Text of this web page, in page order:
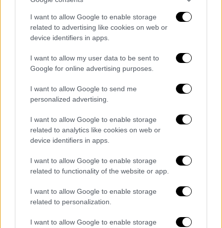
I want to allow Google to enable storage
related to advertising like cookies on web or
device identifiers in apps.
I want to allow my user data to be sent to
Google for online advertising purposes.
I want to allow Google to send me
personalized advertising.
I want to allow Google to enable storage
related to analytics like cookies on web or
device identifiers in apps.
I want to allow Google to enable storage
related to functionality of the website or app.
I want to allow Google to enable storage
related to personalization.
I want to allow Google to enable storage
Ελλάδα|25.06.2019 22:43
Βόλος: Ποινική δίωξη σε 55χρονο επειδή
κλώτσησε ένα γαϊδούρι
«Έτσι κάνουμε και στους ανθρώπους»
υποστήριξε στην απολογία του